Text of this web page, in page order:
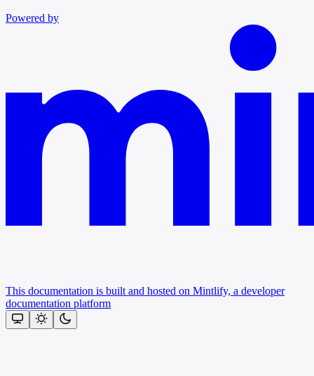
Powered by
This documentation is built and hosted on Mintlify, a developer
documentation platform